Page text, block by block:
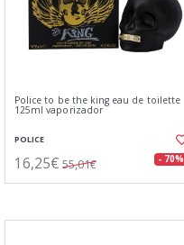
Police to be the king eau de toilette
125ml vaporizador
POLICE
16,25€ 55,01€ - 70%